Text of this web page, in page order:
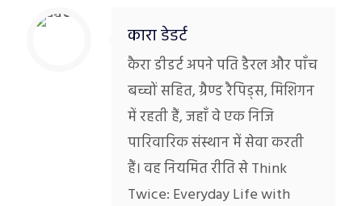
कारा डेडर्ट
कैरा डीडर्ट अपने पति डैरल और पाँच
बच्चों सहित, ग्रैण्ड रैपिड्स, मिशिगन
में रहती हैं, जहाँ वे एक निजि
पारिवारिक संस्थान में सेवा करती
हैं। वह नियमित रीति से Think
Twice: Everyday Life with